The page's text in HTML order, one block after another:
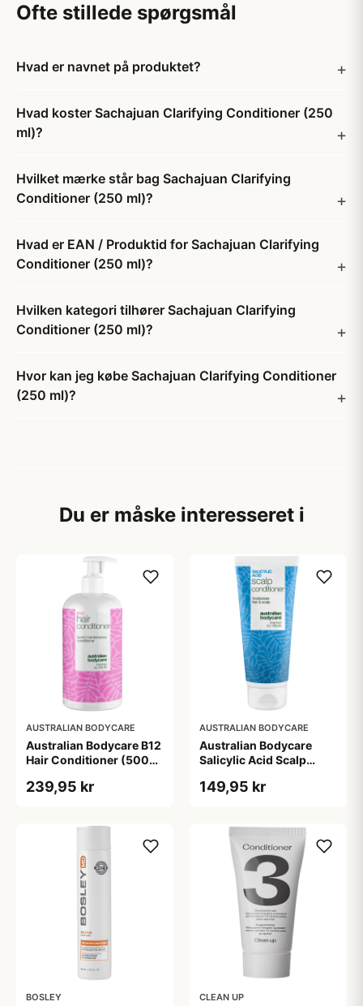
Ofte stillede spørgsmål
Hvad er navnet på produktet?
Hvad koster Sachajuan Clarifying Conditioner (250
ml)?
Hvilket mærke står bag Sachajuan Clarifying
Conditioner (250 ml)?
Hvad er EAN / Produktid for Sachajuan Clarifying
Conditioner (250 ml)?
Hvilken kategori tilhører Sachajuan Clarifying
Conditioner (250 ml)?
Hvor kan jeg købe Sachajuan Clarifying Conditioner
(250 ml)?
Du er måske interesseret i
AUSTRALIAN BODYCARE
Australian Bodycare B12
Hair Conditioner (500
239,95 kr
AUSTRALIAN BODYCARE
Australian Bodycare
Salicylic Acid Scalp
149,95 kr
BOSLEY CLEAN UP